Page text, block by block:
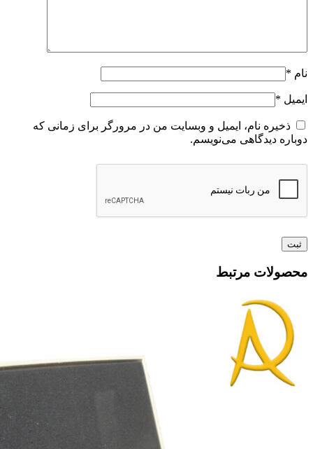
نام *
ایمیل *
ذخیره نام، ایمیل و وبسایت من در مرورگر برای زمانی که
دوباره دیدگاهی می‌نویسم.
محصولات مرتبط